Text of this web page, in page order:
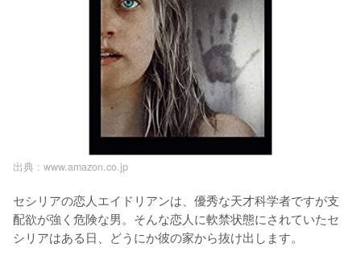
出典 : www.amazon.co.jp
セシリアの恋人エイドリアンは、優秀な天才科学者ですが支
配欲が強く危険な男。そんな恋人に軟禁状態にされていたセ
シリアはある日、どうにか彼の家から抜け出します。